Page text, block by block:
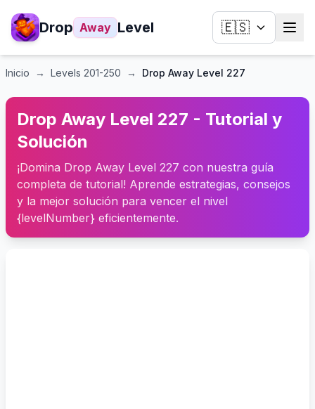
Drop Away Level 🇪🇸
Inicio → Levels 201-250 → Drop Away Level 227
Drop Away Level 227 - Tutorial y
Solución
¡Domina Drop Away Level 227 con nuestra guía
completa de tutorial! Aprende estrategias, consejos
y la mejor solución para vencer el nivel
{levelNumber} eficientemente.